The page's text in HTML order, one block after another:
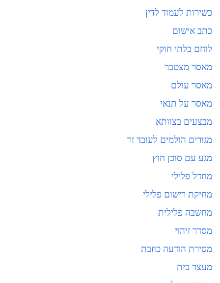
כשירות לעמוד לדין
כתב אישום
לוחם בלתי חוקי
מאסר מצטבר
מאסר עולם
מאסר על תנאי
מבצעים בצוותא
מגורים הולמים לעובד זר
מגע עם סוכן חוץ
מחדל פלילי
מחיקת רישום פלילי
מחשבה פלילית
מסדר זיהוי
מסירת הודעה כוזבת
מעצר בית